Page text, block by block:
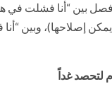
افصل بين “أنا فشلت في
إصلاحها)، وبين
لتحصد غداً